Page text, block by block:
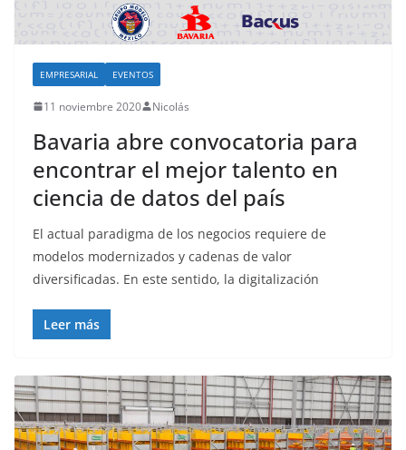
EMPRESARIAL EVENTOS
11 noviembre 2020 Nicolás
Bavaria abre convocatoria para
encontrar el mejor talento en
ciencia de datos del país
El actual paradigma de los negocios requiere de
modelos modernizados y cadenas de valor
diversificadas. En este sentido, la digitalización
Leer más